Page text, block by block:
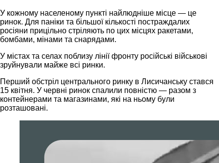
У кожному населеному пункті найлюдніше місце — це
ринок. Для паніки та більшої кількості постраждалих
росіяни прицільно стріляють по цих місцях ракетами,
бомбами, мінами та снарядами.
У містах та селах поблизу лінії фронту російські військові
зруйнували майже всі ринки.
Перший обстріл центрального ринку в Лисичанську стався
15 квітня. У червні ринок спалили повністю — разом з
контейнерами та магазинами, які на ньому були
розташовані.